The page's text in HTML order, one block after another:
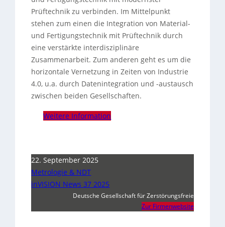
Prüftechnik zu verbinden. Im Mittelpunkt
stehen zum einen die Integration von Material-
und Fertigungstechnik mit Prüftechnik durch
eine verstärkte interdisziplinäre
Zusammenarbeit. Zum anderen geht es um die
horizontale Vernetzung in Zeiten von Industrie
4.0, u.a. durch Datenintegration und -austausch
zwischen beiden Gesellschaften.
Weitere Information
22. September 2025
Metrologie & NDT
inVISION News 37 2025
Deutsche Gesellschaft für Zerstörungsfreie
Zur Firmenwebsite